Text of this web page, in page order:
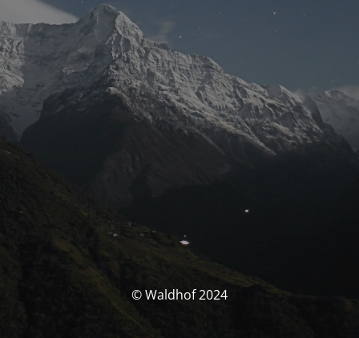
© Waldhof 2024